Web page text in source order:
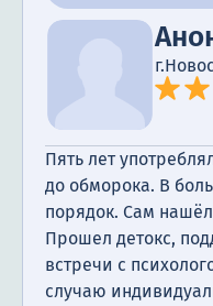
Пять лет
до обморока. В
порядок. Сам
Прошел детокс,
встречи с
случаю